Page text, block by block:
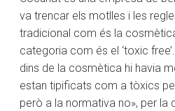
va trencar els motlles i les
tradicional com és la
categoria com és el ‘toxic
dins de la cosmètica hi havia
estan tipificats com a tòxics
però a la normativa no», per la